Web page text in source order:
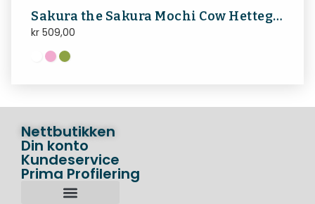
Sakura the Sakura Mochi Cow Hettegenseren
kr 509,00
Nettbutikken
Din konto
Kundeservice
Prima Profilering